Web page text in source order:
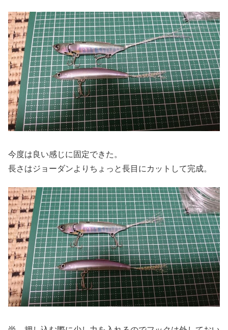
今度は良い感じに固定できた。
長さはジョーダンよりちょっと長目にカットして完成。